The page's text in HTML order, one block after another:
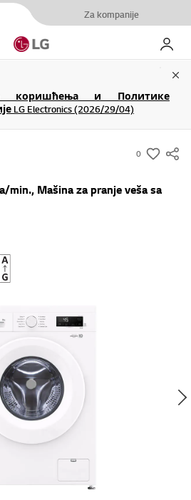
Za kompanije
Moj LG
коришћења и Политике
LG Electronics (2026/29/04)
0
s
m
Mašina za pranje veša sa